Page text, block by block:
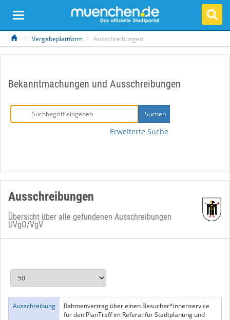
Vergabeplattform Ausschreibungen
Bekanntmachungen und Ausschreibungen
Erweiterte Suche
Ausschreibungen
Übersicht über alle gefundenen Ausschreibungen
UVgO/VgV
Ausschreibung
Rahmenvertrag über einen Besucher*innenservice
für den PlanTreff im Referat für Stadtplanung und